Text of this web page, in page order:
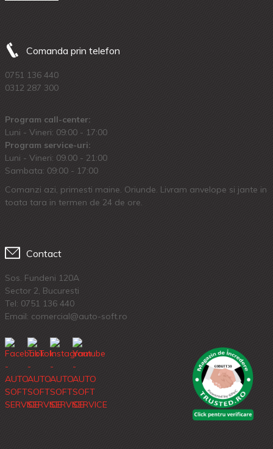
Comanda prin telefon
0751 136 440
0312 287 300
Program call-center:
Luni - Vineri: 09:00 - 17:00
Program service-uri:
Luni - Vineri: 09.00 - 21:00
Sambata: 09:00 - 17:00
Comanzi azi, primesti maine. Oriunde. Livram anvelope si jante in
toata tara in termen de 24 de ore.
Contact
Sos. Fundeni 120A
Sector 2, Bucuresti
Tel: 0751 136 440
Email: comercial@auto-soft.ro